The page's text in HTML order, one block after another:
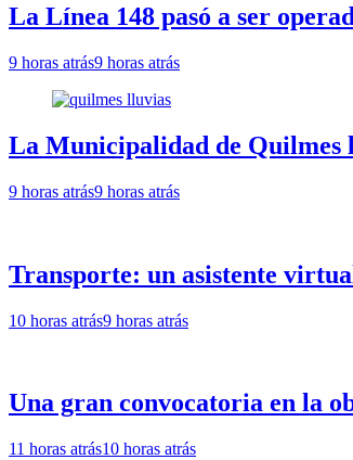
La Línea 148 pasó a ser
9 horas atrás9 horas atrás
La Municipalidad de Quilmes
9 horas atrás9 horas atrás
Transporte: un asistente
10 horas atrás9 horas atrás
Una gran convocatoria en la
11 horas atrás10 horas atrás